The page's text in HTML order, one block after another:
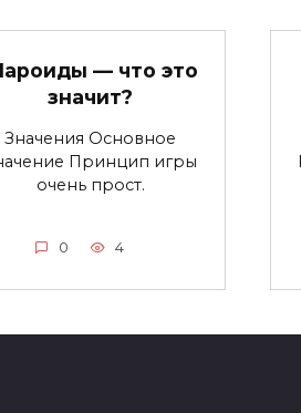
— что это
значит?
Значения Основное
Принцип игры
очень прост.
0 4